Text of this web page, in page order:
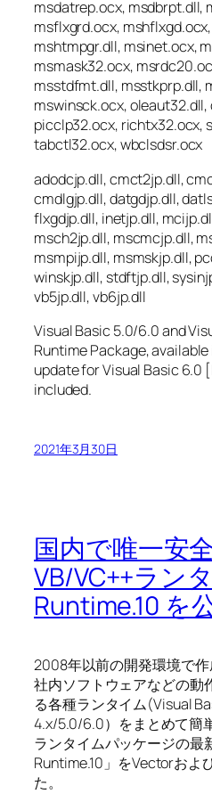
msdatrep.ocx, msdbrpt.dll,
msflxgrd.ocx,
mshtmpgr.dll, msinet.ocx,
msmask32.ocx,
msstdfmt.dll, msstkprp.dll,
mswinsck.ocx, oleaut32.dll,
picclp32.ocx, richtx32.ocx,
tabctl32.ocx, wbclsdsr.ocx
adodcjp.dll, cmct2jp.dll,
cmdlgjp.dll, datgdjp.dll,
flxgdjp.dll, inetjp.dll,
msch2jp.dll, mscmcjp.dll,
msmpijp.dll, msmskjp.dll,
winskjp.dll, stdftjp.dll,
vb5jp.dll, vb6jp.dll
Visual Basic 5.0/6.0 and
Runtime Package,
update for Visual Basic 6.0
included.
2021年3月30日
国内で唯一安
VB/VC++ラン
Runtime.10 を
2008年以前の開発環境で
社内ソフトウェアなどの動
る各種ランタイム(Visual
4.x/5.0/6.0）をまとめて簡
ランタイムパッケージの最
Runtime.10」をVectorおよ
た。